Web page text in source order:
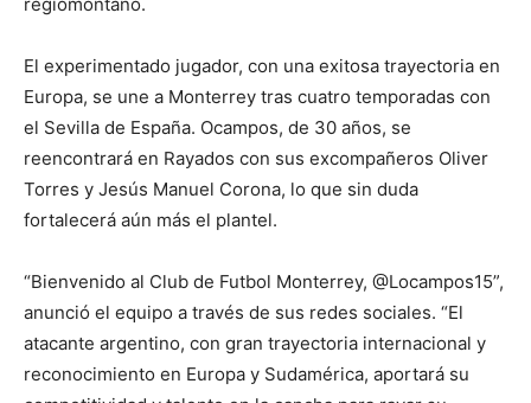
El experimentado jugador, con una exitosa trayectoria en
Europa, se une a Monterrey tras cuatro temporadas con
el Sevilla de España. Ocampos, de 30 años, se
reencontrará en Rayados con sus excompañeros Oliver
Torres y Jesús Manuel Corona, lo que sin duda
fortalecerá aún más el plantel.
“Bienvenido al Club de Futbol Monterrey, @Locampos15”,
anunció el equipo a través de sus redes sociales. “El
atacante argentino, con gran trayectoria internacional y
reconocimiento en Europa y Sudamérica, aportará su